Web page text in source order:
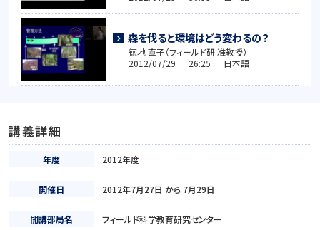
森を伐ると環境はどう変わるの？
徳地 直子（フィールド研 准教授）
2012/07/29 26:25 日本語
講義詳細
年度 2012年度
開催日 2012年7月27日 から 7月29日
開講部局名 フィールド科学教育研究センター